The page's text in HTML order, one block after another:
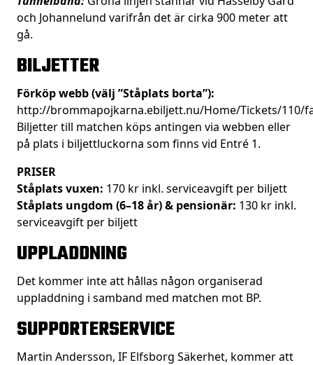
och Johannelund varifrån det är cirka 900 meter att
gå.
BILJETTER
Förköp webb (välj ”Ståplats borta”):
http://brommapojkarna.ebiljett.nu/Home/Tickets/110/
Biljetter till matchen köps antingen via webben eller
på plats i biljettluckorna som finns vid Entré 1.
PRISER
Ståplats vuxen: 170 kr inkl. serviceavgift per biljett
Ståplats ungdom (6–18 år) & pensionär: 130 kr inkl.
serviceavgift per biljett
UPPLADDNING
Det kommer inte att hållas någon organiserad
uppladdning i samband med matchen mot BP.
SUPPORTERSERVICE
Martin Andersson, IF Elfsborg Säkerhet, kommer att